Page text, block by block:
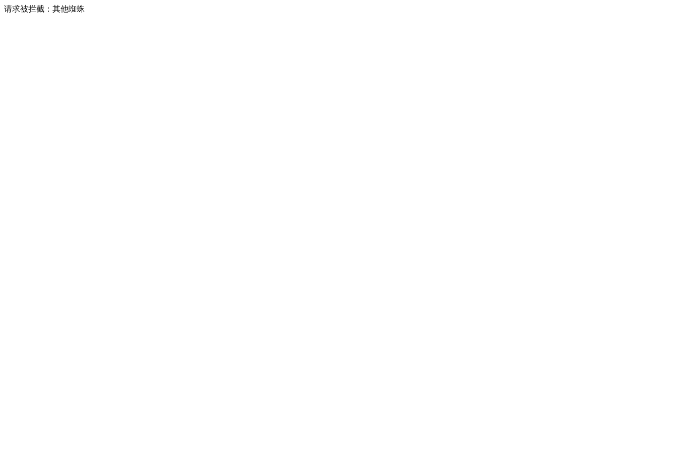
请求被拦截：其他蜘蛛